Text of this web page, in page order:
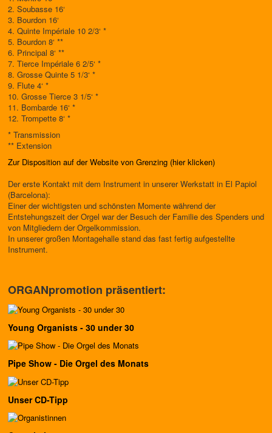
2. Soubasse 16‘
3. Bourdon 16‘
4. Quinte Impériale 10 2/3‘ *
5. Bourdon 8‘ **
6. Principal 8‘ **
7. Tierce Impériale 6 2/5‘ *
8. Grosse Quinte 5 1/3‘ *
9. Flute 4‘ *
10. Grosse Tierce 3 1/5‘ *
11. Bombarde 16‘ *
12. Trompette 8‘ *
* Transmission
** Extension
Zur Disposition auf der Website von Grenzing (hier klicken)
Der erste Kontakt mit dem Instrument in unserer Werkstatt in El Papiol
(Barcelona):
Einer der wichtigsten und schönsten Momente während der
Entstehungszeit der Orgel war der Besuch der Familie des Spenders und
von Mitgliedern der Orgelkommission.
In unserer großen Montagehalle stand das fast fertig aufgestellte
Instrument.
ORGANpromotion präsentiert:
Young Organists - 30 under 30
Pipe Show - Die Orgel des Monats
Unser CD-Tipp